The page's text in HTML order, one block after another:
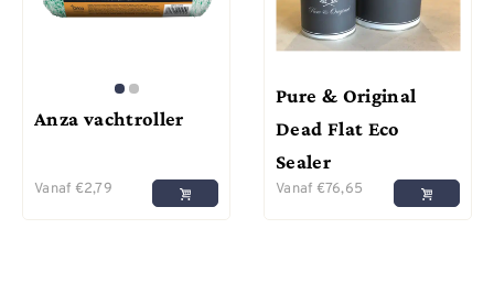
Anza vachtroller
Vanaf €2,79
Pure & Original
Dead Flat Eco
Sealer
Vanaf €76,65